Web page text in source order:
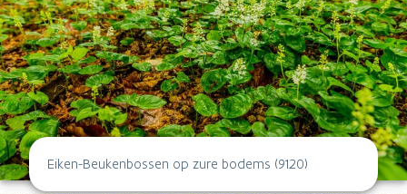
Eiken-Beukenbossen op zure bodems (9120)